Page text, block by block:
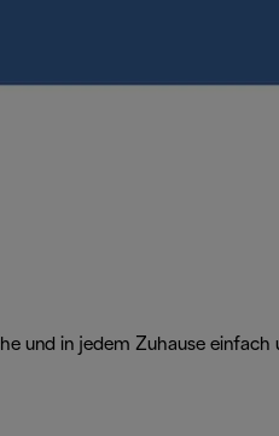
und in jedem Zuhause